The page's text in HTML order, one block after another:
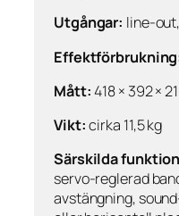
Utgångar: line-
Mått:418 × 392 ×
Vikt:cirka 11,5 kg
Särskilda
servo-reglerad
avstängning,